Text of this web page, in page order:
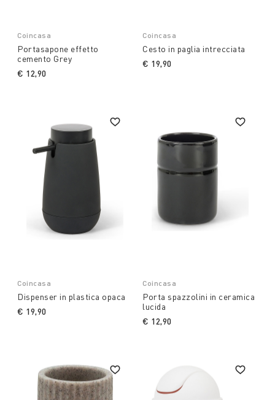
Coincasa
Portasapone effetto
cemento Grey
€ 12,90
Coincasa
Cesto in paglia intrecciata
€ 19,90
Coincasa
Dispenser in plastica opaca
€ 19,90
Coincasa
Porta spazzolini in ceramica
lucida
€ 12,90